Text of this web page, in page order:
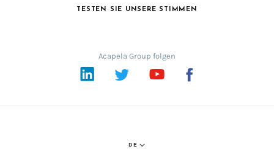
TESTEN SIE UNSERE STIMMEN
Acapela Group folgen
LinkedInTwitterYouTube
DE